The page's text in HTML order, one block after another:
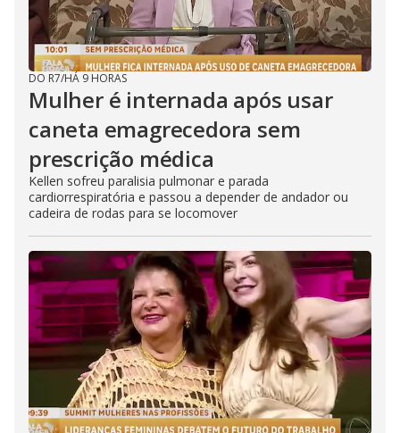
DO R7/HÁ 9 HORAS
Mulher é internada após usar
caneta emagrecedora sem
prescrição médica
Kellen sofreu paralisia pulmonar e parada
cardiorrespiratória e passou a depender de andador ou
cadeira de rodas para se locomover